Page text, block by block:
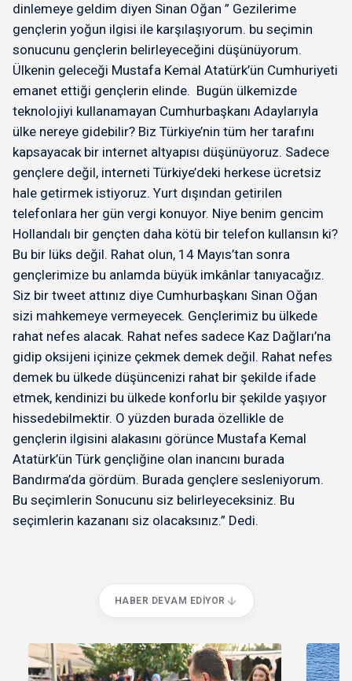
dinlemeye geldim diyen Sinan Oğan ” Gezilerime
gençlerin yoğun ilgisi ile karşılaşıyorum. bu seçimin
sonucunu gençlerin belirleyeceğini düşünüyorum.
Ülkenin geleceği Mustafa Kemal Atatürk’ün Cumhuriyeti
emanet ettiği gençlerin elinde. Bugün ülkemizde
teknolojiyi kullanamayan Cumhurbaşkanı Adaylarıyla
ülke nereye gidebilir? Biz Türkiye’nin tüm her tarafını
kapsayacak bir internet altyapısı düşünüyoruz. Sadece
gençlere değil, interneti Türkiye’deki herkese ücretsiz
hale getirmek istiyoruz. Yurt dışından getirilen
telefonlara her gün vergi konuyor. Niye benim gencim
Hollandalı bir gençten daha kötü bir telefon kullansın ki?
Bu bir lüks değil. Rahat olun, 14 Mayıs’tan sonra
gençlerimize bu anlamda büyük imkânlar tanıyacağız.
Siz bir tweet attınız diye Cumhurbaşkanı Sinan Oğan
sizi mahkemeye vermeyecek. Gençlerimiz bu ülkede
rahat nefes alacak. Rahat nefes sadece Kaz Dağları’na
gidip oksijeni içinize çekmek demek değil. Rahat nefes
demek bu ülkede düşüncenizi rahat bir şekilde ifade
etmek, kendinizi bu ülkede konforlu bir şekilde yaşıyor
hissedebilmektir. O yüzden burada özellikle de
gençlerin ilgisini alakasını görünce Mustafa Kemal
Atatürk’ün Türk gençliğine olan inancını burada
Bandırma’da gördüm. Burada gençlere sesleniyorum.
Bu seçimlerin Sonucunu siz belirleyeceksiniz. Bu
seçimlerin kazananı siz olacaksınız.” Dedi.
HABER DEVAM EDIYOR